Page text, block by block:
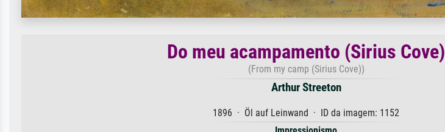
Do meu acampamento (Sirius Cove)
(From my camp (Sirius Cove))
Arthur Streeton
1896 · Öl auf Leinwand · ID da imagem: 1152